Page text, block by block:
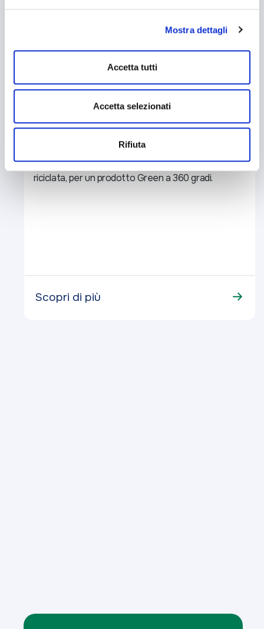
mantenendo le impostazioni di default (solo cookie tecnici
attivi).
Mostra dettagli
Accetta tutti
Accetta selezionati
Rifiuta
CARTE AMERICAN EXPRESS
La Carta realizzata con l’85% di plastica
riciclata, per un prodotto Green a 360 gradi.​
Scopri di più